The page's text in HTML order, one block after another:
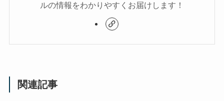
ルの情報をわかりやすくお届けします！
関連記事